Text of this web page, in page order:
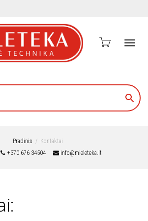
Pradinis
Kontaktai
+370 676 34504 info@mieleteka.lt